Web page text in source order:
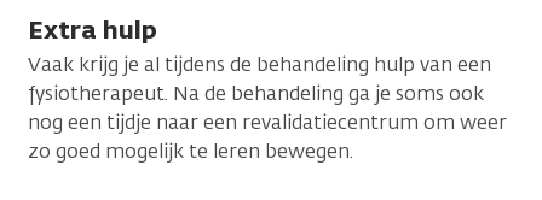
Extra hulp
Vaak krijg je al tijdens de behandeling hulp van een
fysiotherapeut. Na de behandeling ga je soms ook
nog een tijdje naar een revalidatiecentrum om weer
zo goed mogelijk te leren bewegen.